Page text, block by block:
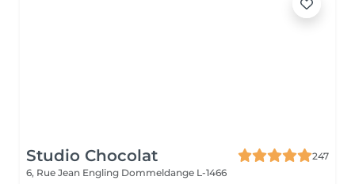
Studio Chocolat
247
6, Rue Jean Engling Dommeldange L-1466